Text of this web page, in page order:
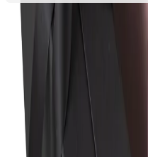
Персонализирай продукта
Качете изображение и
продукт още днес!
специално и уникално за Вас.
Персонализирай